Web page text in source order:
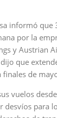
informó que
por la
y Austrian
que
finales de
vuelos
desvíos para